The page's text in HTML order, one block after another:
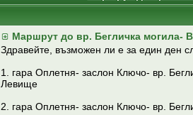
Маршрут до вр. Бегличка могила-
Здравейте, възможен ли е за един ден
1. гара Оплетня- заслон Ключо- вр.
Левище
2. гара Оплетня- заслон Ключо- вр.